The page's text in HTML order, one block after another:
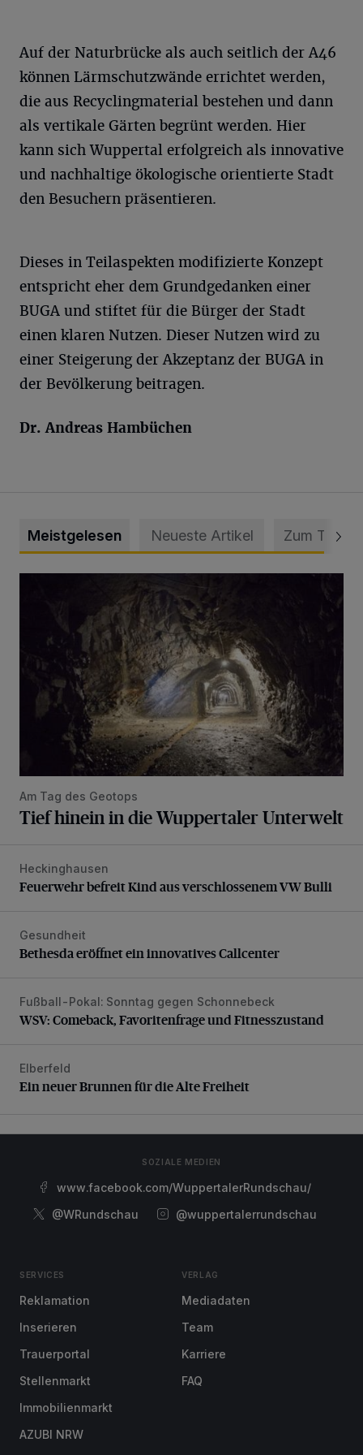
Auf der Naturbrücke als auch seitlich der A46
können Lärmschutzwände errichtet werden,
die aus Recyclingmaterial bestehen und dann
als vertikale Gärten begrünt werden. Hier
kann sich Wuppertal erfolgreich als innovative
und nachhaltige ökologische orientierte Stadt
den Besuchern präsentieren.
Dieses in Teilaspekten modifizierte Konzept
entspricht eher dem Grundgedanken einer
BUGA und stiftet für die Bürger der Stadt
einen klaren Nutzen. Dieser Nutzen wird zu
einer Steigerung der Akzeptanz der BUGA in
der Bevölkerung beitragen.
Dr. Andreas Hambüchen
Meistgelesen Neueste Artikel Zum Thema
Am Tag des Geotops
Tief hinein in die Wuppertaler Unterwelt
Feuerwehr befreit Kind aus verschlossenem VW Bulli
Heckinghausen
Feuerwehr befreit Kind aus verschlossenem VW Bulli
Bethesda eröffnet ein innovatives Callcenter
Gesundheit
Bethesda eröffnet ein innovatives Callcenter
WSV: Comeback, Favoritenfrage und Fitnesszustand
Fußball-Pokal: Sonntag gegen Schonnebeck
WSV: Comeback, Favoritenfrage und Fitnesszustand
Ein neuer Brunnen für die Alte Freiheit
Elberfeld
Ein neuer Brunnen für die Alte Freiheit
SOZIALE MEDIEN
www.facebook.com/WuppertalerRundschau/
@WRundschau
@wuppertalerrundschau
SERVICES
Reklamation
Inserieren
Trauerportal
Stellenmarkt
Immobilienmarkt
AZUBI NRW
VERLAG
Mediadaten
Team
Karriere
FAQ